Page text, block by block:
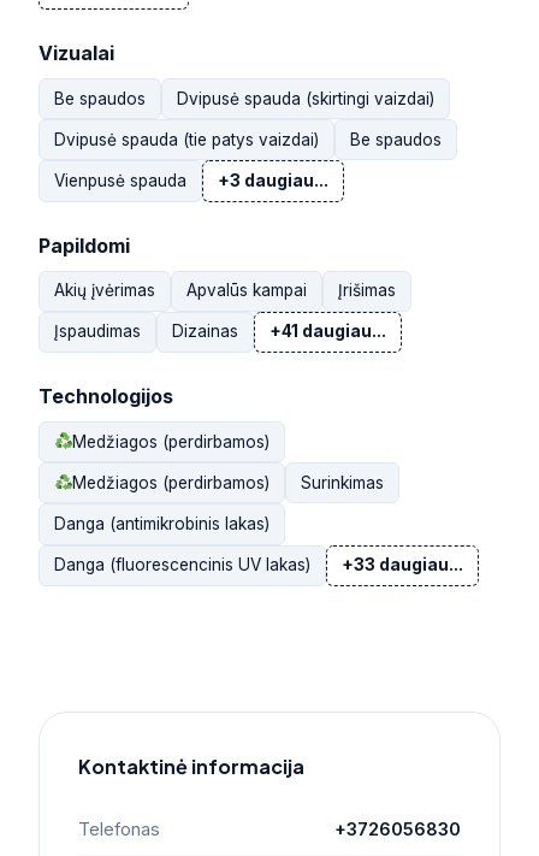
Vizualai
Be spaudos Dvipusė spauda (skirtingi vaizdai)
Dvipusė spauda (tie patys vaizdai) Be spaudos
Vienpusė spauda +3 daugiau...
Papildomi
Akių įvėrimas Apvalūs kampai Įrišimas
Įspaudimas Dizainas +41 daugiau...
Technologijos
Medžiagos (perdirbamos)
Medžiagos (perdirbamos) Surinkimas
Danga (antimikrobinis lakas)
Danga (fluorescencinis UV lakas) +33 daugiau...
Kontaktinė informacija
Telefonas +3726056830